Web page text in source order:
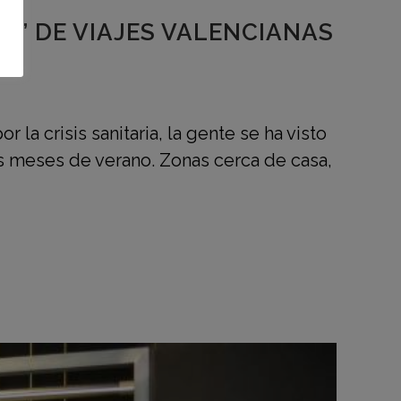
DE VIAJES VALENCIANAS
la crisis sanitaria, la gente se ha visto
de verano. Zonas cerca de casa,